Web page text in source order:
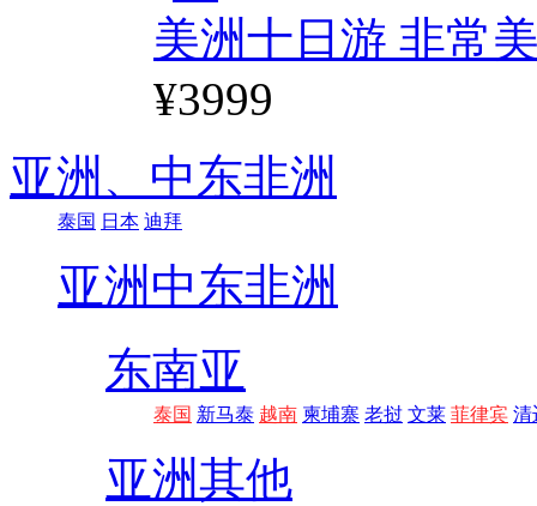
美洲十日游 非常
¥3999
亚洲、 中东非洲
泰国 日本 迪拜
亚洲 中东非洲
东南亚
泰国 新马泰 越南 柬埔寨 老挝 文莱 菲律宾 清
亚洲其他